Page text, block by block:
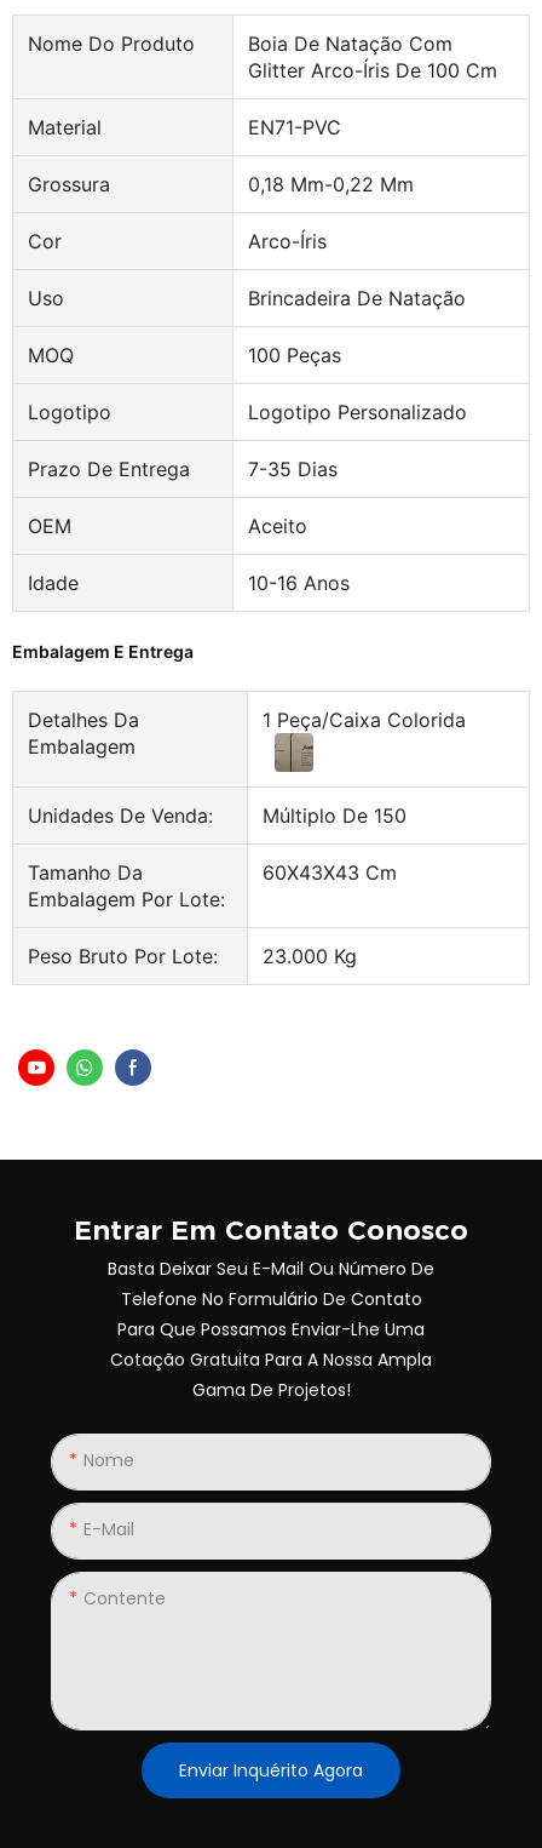
Nome Do Produto
Boia De Natação Com
Glitter Arco-Íris De 100 Cm
Material EN71-PVC
Grossura 0,18 Mm-0,22 Mm
Cor Arco-Íris
Uso Brincadeira De Natação
MOQ 100 Peças
Logotipo Logotipo Personalizado
Prazo De Entrega 7-35 Dias
OEM Aceito
Idade 10-16 Anos
Embalagem E Entrega
Detalhes Da
Embalagem
1 Peça/caixa Colorida
Unidades De Venda: Múltiplo De 150
Tamanho Da
Embalagem Por Lote:
60X43X43 Cm
Peso Bruto Por Lote: 23.000 Kg
Entrar Em Contato Conosco
Basta Deixar Seu E-Mail Ou Número De
Telefone No Formulário De Contato
Para Que Possamos Enviar-Lhe Uma
Cotação Gratuita Para A Nossa Ampla
Gama De Projetos!
Nome
E-Mail
Contente
Enviar Inquérito Agora